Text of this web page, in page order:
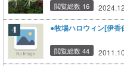
閲覧総数 16
●牧場ハロウィン[伊香
閲覧総数 44